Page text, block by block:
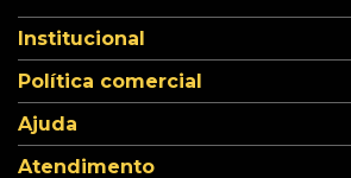
Institucional
Política comercial
Ajuda
Atendimento